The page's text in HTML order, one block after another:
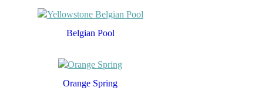
Belgian Pool
Orange Spring